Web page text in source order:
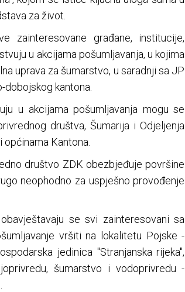
za život.
zainteresovane građane, institucije,
u akcijama pošumljavanja, u kojima
uprava za šumarstvo, u saradnji sa JP
kantona.
u akcijama pošumljavanja mogu se
društva, Šumarija i Odjeljenja
Kantona.
društvo ZDK obezbjeđuje površine
neophodno za uspješno provođenje
se svi zainteresovani sa
vršiti na lokalitetu Pojske -
jedinica "Stranjanska rijeka",
šumarstvo i vodoprivredu -